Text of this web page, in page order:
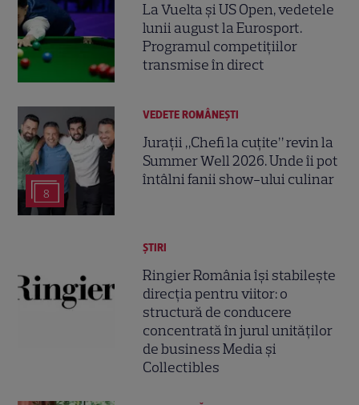
La Vuelta și US Open, vedetele
lunii august la Eurosport.
Programul competițiilor
transmise în direct
8
VEDETE ROMÂNEŞTI
Jurații „Chefi la cuțite” revin la
Summer Well 2026. Unde îi pot
întâlni fanii show-ului culinar
ȘTIRI
Ringier România își stabilește
direcția pentru viitor: o
structură de conducere
concentrată în jurul unităților
de business Media și
Collectibles